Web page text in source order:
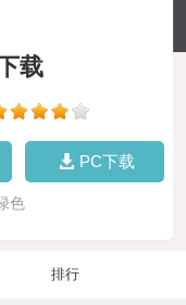
载
PC下载
色
排行